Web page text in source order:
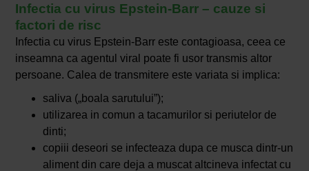
Infectia cu virus Epstein-Barr – cauze si
factori de risc
Infectia cu virus Epstein-Barr este contagioasa, ceea ce
inseamna ca agentul viral poate fi usor transmis altor
persoane. Calea de transmitere este variata si implica:
saliva („boala sarutului”);
utilizarea in comun a tacamurilor si periutelor de
dinti;
copiii deseori se infecteaza dupa ce musca dintr-un
aliment din care deja a muscat altcineva infectat cu